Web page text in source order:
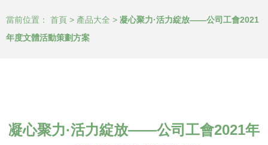
當前位置： 首頁 > 產品大全 > 凝心聚力·活力綻放——公司工會2021
年度文體活動策劃方案
凝心聚力·活力綻放——公司工會2021年